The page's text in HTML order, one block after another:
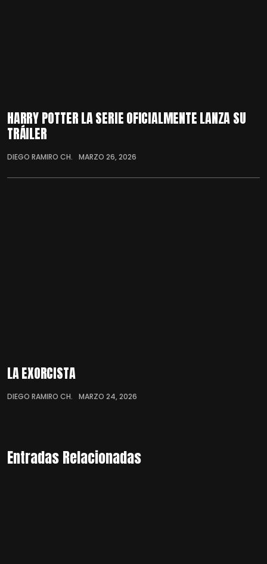
HARRY POTTER LA SERIE OFICIALMENTE LANZA SU
TRÁILER
DIEGO RAMIRO CH. MARZO 26, 2026
LA EXORCISTA
DIEGO RAMIRO CH. MARZO 24, 2026
Entradas Relacionadas